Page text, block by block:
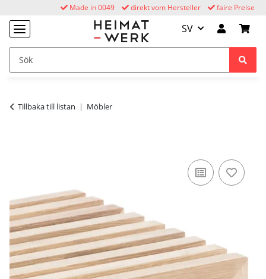
faire Preise
direkt vom Hersteller
Made in 0049
SV
Tillbaka till listan Möbler